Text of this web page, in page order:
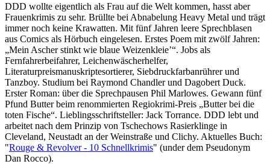
DDD wollte eigentlich als Frau auf die Welt kommen, hasst aber
Frauenkrimis zu sehr. Brüllte bei Abnabelung Heavy Metal und trägt
immer noch keine Krawatten. Mit fünf Jahren leere Sprechblasen
aus Comics als Hörbuch eingelesen. Erstes Poem mit zwölf Jahren:
„Mein Ascher stinkt wie blaue Weizenkleie’“. Jobs als
Fernfahrerbeifahrer, Leichenwäscherhelfer,
Literaturpreismanuskriptesortierer, Siebdruckfarbanrührer und
Tanzboy. Studium bei Raymond Chandler und Dagobert Duck.
Erster Roman: über die Sprechpausen Phil Marlowes. Gewann fünf
Pfund Butter beim renommierten Regiokrimi-Preis „Butter bei die
toten Fische“. Lieblingsschriftsteller: Jack Torrance. DDD lebt und
arbeitet nach dem Prinzip von Tschechows Rasierklinge in
Cleveland, Neustadt an der Weinstraße und Clichy. Aktuelles Buch:
"Rouge & Revolver - 10 Schnellkrimis" (under dem Pseudonym
Dan Rocco).